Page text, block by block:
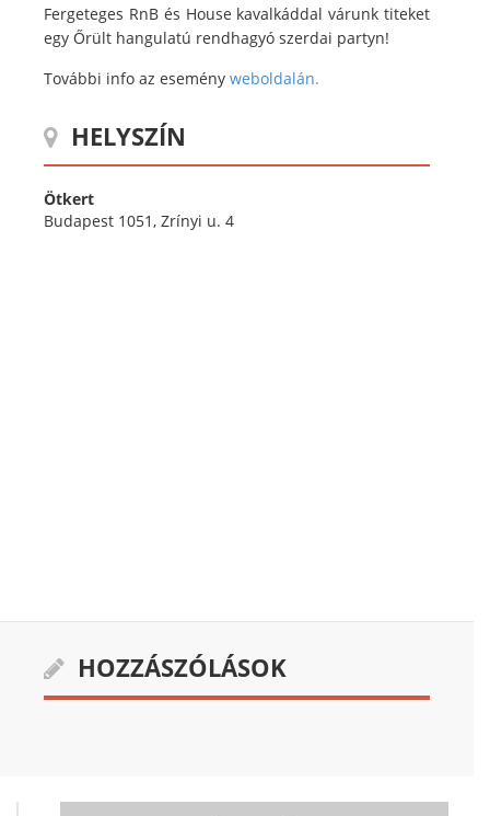
Fergeteges RnB és House kavalkáddal várunk titeket
egy Őrült hangulatú rendhagyó szerdai partyn!
További info az esemény weboldalán.
HELYSZÍN
Ötkert
Budapest 1051, Zrínyi u. 4
HOZZÁSZÓLÁSOK